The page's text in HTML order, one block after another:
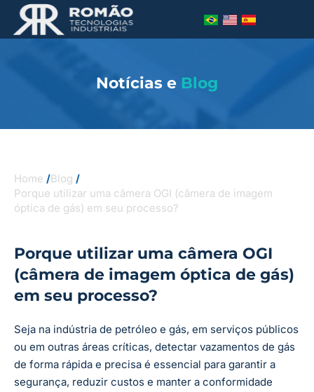
Notícias e Blog
Home /Blog /
Porque utilizar uma câmera OGI (câmera de imagem
óptica de gás) em seu processo?
Porque utilizar uma câmera OGI
(câmera de imagem óptica de gás)
em seu processo?
Seja na indústria de petróleo e gás, em serviços públicos
ou em outras áreas críticas, detectar vazamentos de gás
de forma rápida e precisa é essencial para garantir a
segurança, reduzir custos e manter a conformidade